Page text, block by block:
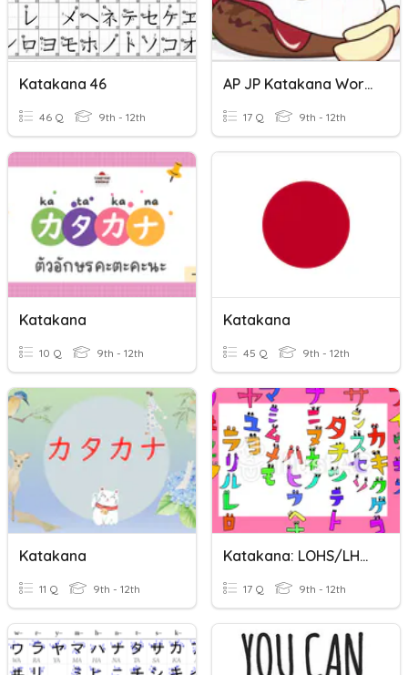
Katakana 46
46 Q 9th - 12th
AP JP Katakana Words
17 Q 9th - 12th
Katakana
10 Q 9th - 12th
Katakana
45 Q 9th - 12th
Katakana
11 Q 9th - 12th
Katakana: LOHS/LHS Athletics
17 Q 9th - 12th